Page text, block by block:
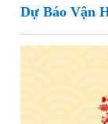
Dự Báo Vận